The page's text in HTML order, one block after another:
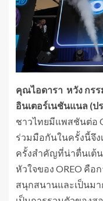
คุณไอดารา หวัง กร
อินเตอร์เนชันแนล (ป
ชาวไทยมีแพสชันต่อ
ร่วมมือกันในครั้งนี้จึ
ครั้งสำคัญที่น่าตื่นเต้น
หัวใจของ OREO คื
สนุกสนานและเป็นม